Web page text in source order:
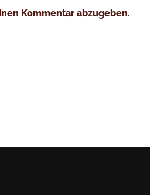
Kommentar abzugeben.